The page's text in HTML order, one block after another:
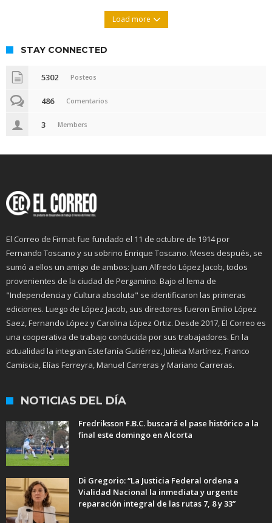
Load more
STAY CONNECTED
5302 Posteos
486 Comentarios
3 Members
El Correo de Firmat fue fundado el 11 de octubre de 1914 por
Fernando Toscano y su sobrino Enrique Toscano. Meses después, se
sumó a ellos un amigo de ambos: Juan Alfredo López Jacob, todos
provenientes de la ciudad de Pergamino. Bajo el lema de
"Independencia y Cultura absoluta" se identificaron las primeras
ediciones. Luego de López Jacob, sus directores fueron Emilio López
Saez, Fernando López y Carolina López Ortiz. Desde 2017, El Correo es
una cooperativa de trabajo conducida por sus trabajadores. En la
actualidad la integran Estefanía Gutiérrez, Julieta Martínez, Franco
Camiscia, Elías Ferreyra, Manuel Carreras y Mariano Carreras.
NOTICIAS DEL DÍA
Fredriksson F.B.C. buscará el pase histórico a la
final este domingo en Alcorta
Di Gregorio: “La Justicia Federal ordena a
Vialidad Nacional la inmediata y urgente
reparación integral de las rutas 7, 8 y 33”